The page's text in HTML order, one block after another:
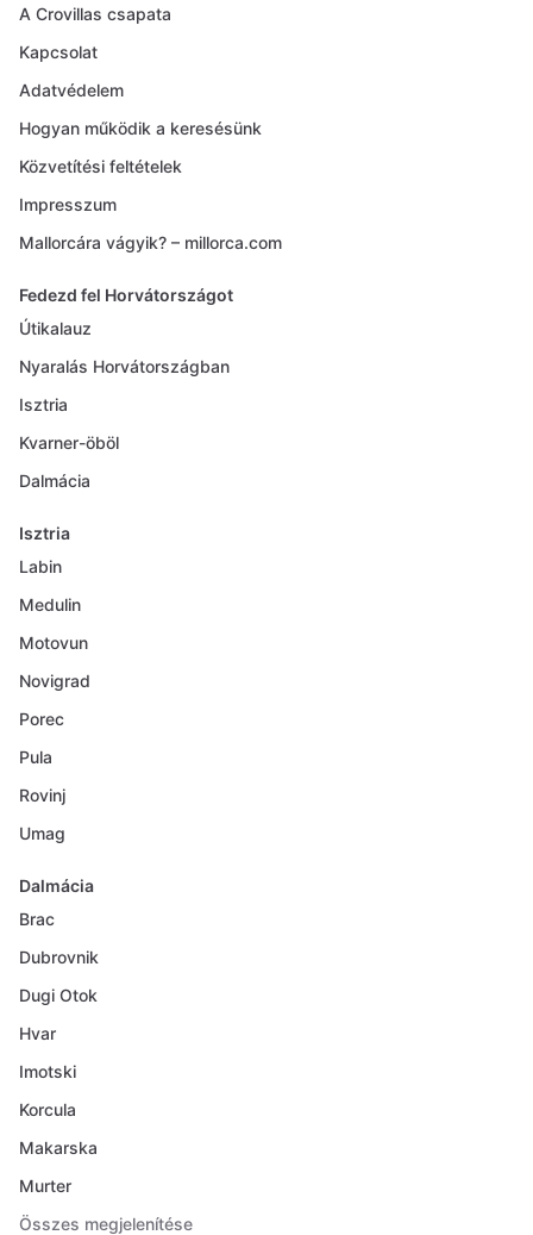
A Crovillas csapata
Kapcsolat
Adatvédelem
Hogyan működik a keresésünk
Közvetítési feltételek
Impresszum
Mallorcára vágyik? – millorca.com
Fedezd fel Horvátországot
Útikalauz
Nyaralás Horvátországban
Isztria
Kvarner-öböl
Dalmácia
Isztria
Labin
Medulin
Motovun
Novigrad
Porec
Pula
Rovinj
Umag
Dalmácia
Brac
Dubrovnik
Dugi Otok
Hvar
Imotski
Korcula
Makarska
Murter
Összes megjelenítése